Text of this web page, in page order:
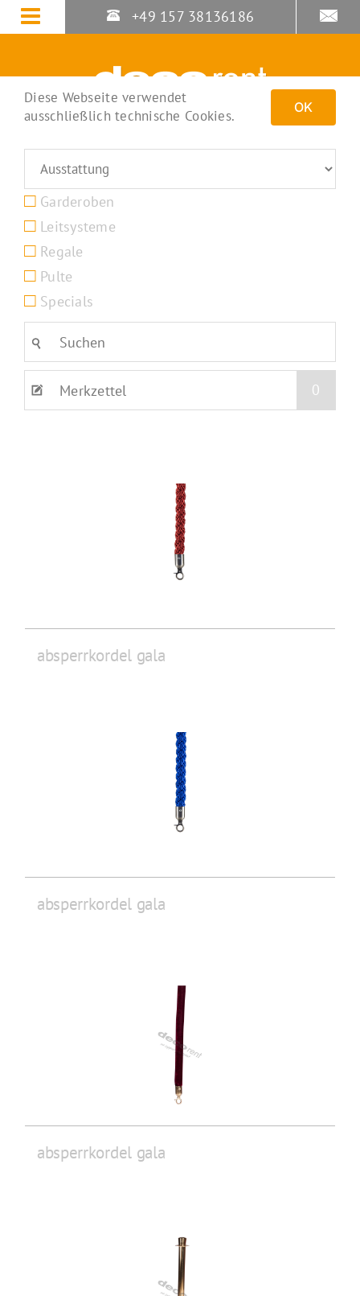
Zum
Inhalt
+49 157 38136186
Garderoben
Leitsysteme
Regale
Pulte
Specials
Merkzettel 0
absperrkordel gala
absperrkordel gala
absperrkordel gala
Diese Webseite verwendet
ausschließlich technische Cookies.
OK